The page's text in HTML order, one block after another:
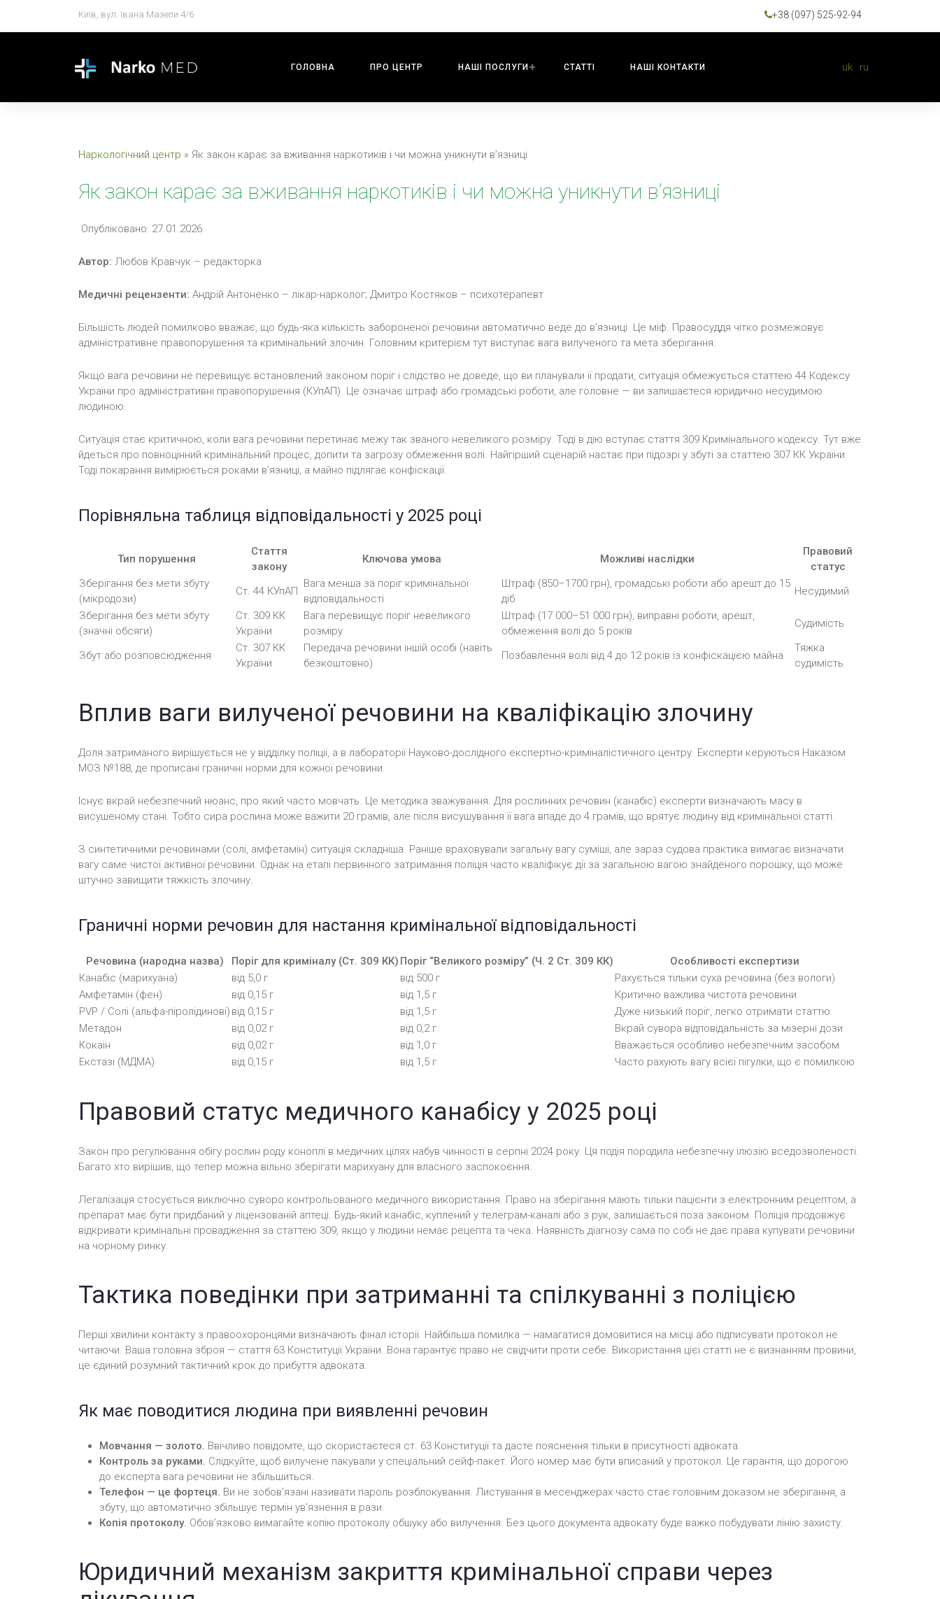
Київ, вул. Івана Мазепи 4/6 +38 (097) 525-92-94
ГОЛОВНА ПРО ЦЕНТР НАШI ПОСЛУГИ СТАТТІ НАШІ КОНТАКТИ uk ru
Наркологічний центр » Як закон карає за вживання наркотиків і чи можна уникнути в’язниці
Як закон карає за вживання наркотиків і чи можна уникнути в’язниці
Опубліковано: 27.01.2026
Автор: Любов Кравчук – редакторка
Медичні рецензенти: Андрій Антоненко – лікар-нарколог; Дмитро Костяков – психотерапевт
Більшість людей помилково вважає, що будь-яка кількість забороненої речовини автоматично веде до в’язниці. Це міф. Правосуддя чітко розмежовує
адміністративне правопорушення та кримінальний злочин. Головним критерієм тут виступає вага вилученого та мета зберігання.
Якщо вага речовини не перевищує встановлений законом поріг і слідство не доведе, що ви планували її продати, ситуація обмежується статтею 44 Кодексу
України про адміністративні правопорушення (КУпАП). Це означає штраф або громадські роботи, але головне — ви залишаєтеся юридично несудимою
людиною.
Ситуація стає критичною, коли вага речовини перетинає межу так званого невеликого розміру. Тоді в дію вступає стаття 309 Кримінального кодексу. Тут вже
йдеться про повноцінний кримінальний процес, допити та загрозу обмеження волі. Найгірший сценарій настає при підозрі у збуті за статтею 307 КК України.
Тоді покарання вимірюється роками в’язниці, а майно підлягає конфіскації.
Порівняльна таблиця відповідальності у 2025 році
Тип порушення
Стаття
закону
Ключова умова Можливі наслідки
Правовий
статус
Зберігання без мети збуту
(мікродози)
Ст. 44 КУпАП
Вага менша за поріг кримінальної
відповідальності
Штраф (850–1700 грн), громадські роботи або арешт до 15
діб
Несудимий
Зберігання без мети збуту
(значні обсяги)
Ст. 309 КК
України
Вага перевищує поріг невеликого
розміру
Штраф (17 000–51 000 грн), виправні роботи, арешт,
обмеження волі до 5 років
Судимість
Збут або розповсюдження
Ст. 307 КК
України
Передача речовини іншій особі (навіть
безкоштовно)
Позбавлення волі від 4 до 12 років із конфіскацією майна
Тяжка
судимість
Вплив ваги вилученої речовини на кваліфікацію злочину
Доля затриманого вирішується не у відділку поліції, а в лабораторії Науково-дослідного експертно-криміналістичного центру. Експерти керуються Наказом
МОЗ №188, де прописані граничні норми для кожної речовини.
Існує вкрай небезпечний нюанс, про який часто мовчать. Це методика зважування. Для рослинних речовин (канабіс) експерти визначають масу в
висушеному стані. Тобто сира рослина може важити 20 грамів, але після висушування її вага впаде до 4 грамів, що врятує людину від кримінальної статті.
З синтетичними речовинами (солі, амфетамін) ситуація складніша. Раніше враховували загальну вагу суміші, але зараз судова практика вимагає визначати
вагу саме чистої активної речовини. Однак на етапі первинного затримання поліція часто кваліфікує дії за загальною вагою знайденого порошку, що може
штучно завищити тяжкість злочину.
Граничні норми речовин для настання кримінальної відповідальності
Речовина (народна назва) Поріг для криміналу (Ст. 309 КК) Поріг “Великого розміру” (Ч. 2 Ст. 309 КК)
Особливості експертизи
Канабіс (марихуана)
від 5,0 г від 500 г
Рахується тільки суха речовина (без вологи)
Амфетамін (фен)
від 0,15 г від 1,5 г
Критично важлива чистота речовини
PVP / Солі (альфа-піролідинові) від 0,15 г від 1,5 г
Дуже низький поріг, легко отримати статтю
Метадон
від 0,02 г від 0,2 г
Вкрай сувора відповідальність за мізерні дози
Кокаїн
від 0,02 г від 1,0 г
Вважається особливо небезпечним засобом
Екстазі (МДМА)
від 0,15 г від 1,5 г Часто рахують вагу всієї пігулки, що є помилкою
Правовий статус медичного канабісу у 2025 році
Закон про регулювання обігу рослин роду коноплі в медичних цілях набув чинності в серпні 2024 року. Ця подія породила небезпечну ілюзію вседозволеності.
Багато хто вирішив, що тепер можна вільно зберігати марихуану для власного заспокоєння.
Легалізація стосується виключно суворо контрольованого медичного використання. Право на зберігання мають тільки пацієнти з електронним рецептом, а
препарат має бути придбаний у ліцензованій аптеці. Будь-який канабіс, куплений у телеграм-каналі або з рук, залишається поза законом. Поліція продовжує
відкривати кримінальні провадження за статтею 309, якщо у людини немає рецепта та чека. Наявність діагнозу сама по собі не дає права купувати речовини
на чорному ринку.
Тактика поведінки при затриманні та спілкуванні з поліцією
Перші хвилини контакту з правоохоронцями визначають фінал історії. Найбільша помилка — намагатися домовитися на місці або підписувати протокол не
читаючи. Ваша головна зброя — стаття 63 Конституції України. Вона гарантує право не свідчити проти себе. Використання цієї статті не є визнанням провини,
це єдиний розумний тактичний крок до прибуття адвоката.
Як має поводитися людина при виявленні речовин
Мовчання — золото. Ввічливо повідомте, що скористаєтеся ст. 63 Конституції та дасте пояснення тільки в присутності адвоката.
Контроль за руками. Слідкуйте, щоб вилучене пакували у спеціальний сейф-пакет. Його номер має бути вписаний у протокол. Це гарантія, що дорогою
до експерта вага речовини не збільшиться.
Телефон — це фортеця. Ви не зобов’язані називати пароль розблокування. Листування в месенджерах часто стає головним доказом не зберігання, а
збуту, що автоматично збільшує термін ув’язнення в рази.
Копія протоколу. Обов’язково вимагайте копію протоколу обшуку або вилучення. Без цього документа адвокату буде важко побудувати лінію захисту.
Юридичний механізм закриття кримінальної справи через